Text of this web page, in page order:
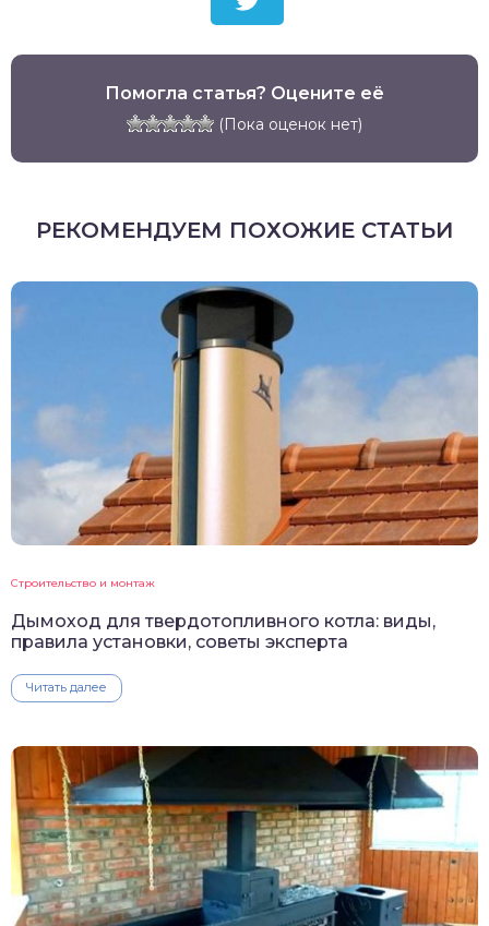
Помогла статья? Оцените её
(Пока оценок нет)
РЕКОМЕНДУЕМ ПОХОЖИЕ СТАТЬИ
Строительство и монтаж
Дымоход для твердотопливного котла: виды,
правила установки, советы эксперта
Читать далее